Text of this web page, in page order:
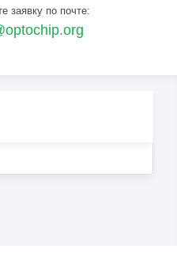
заявку по почте: